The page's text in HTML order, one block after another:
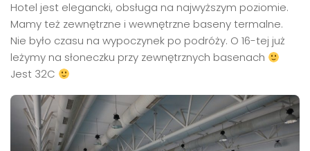
Hotel jest elegancki, obsługa na najwyższym poziomie.
Mamy też zewnętrzne i wewnętrzne baseny termalne.
Nie było czasu na wypoczynek po podróży. O 16-tej już
leżymy na słoneczku przy zewnętrznych basenach
Jest 32C